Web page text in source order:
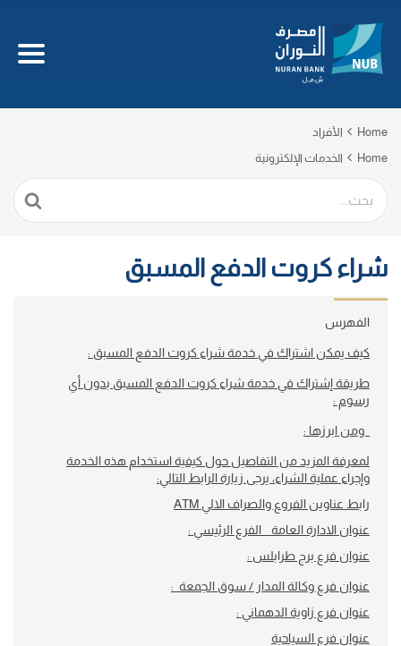
Home
الأفراد
Home
الخدمات الإلكترونية
Search
For
شراء كروت الدفع المسبق
الفهرس
كيف يمكن اشتراك في خدمة شراء كروت الدفع المسبق :
طريقة إشتراك في خدمة شراء كروت الدفع المسبق بدون أي
رسوم :
ومن ابرزها :
لمعرفة المزيد من التفاصيل حول كيفية استخدام هذه الخدمة
وإجراء عملية الشراء، يرجى زيارة الرابط التالي:
رابط عناوين الفروع والصراف الالي ATM
عنوان الادارة العامة _ الفرع الرئيسي :
عنوان فرع برج طرابلس :
عنوان فرع وكالة المدار / سوق الجمعة :
عنوان فرع زاوية الدهماني :
عنوان فرع السياحية